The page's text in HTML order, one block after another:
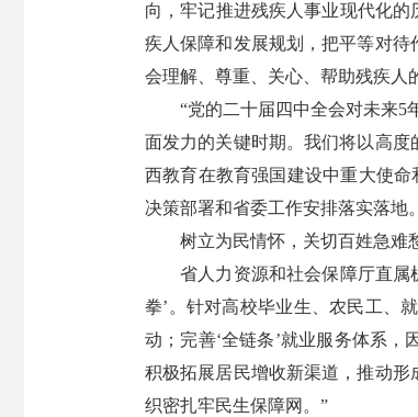
向，牢记推进残疾人事业现代化
疾人保障和发展规划，把平等对
会理解、尊重、关心、帮助残疾人
“党的二十届四中全会对未来5
面发力的关键时期。我们将以高
西教育在教育强国建设中重大使
决策部署和省委工作安排落实落地
树立为民情怀，关切百姓急难
省人力资源和社会保障厅直属
拳’。针对高校毕业生、农民工、
动；完善‘全链条’就业服务体系
积极拓展居民增收新渠道，推动形
织密扎牢民生保障网。”